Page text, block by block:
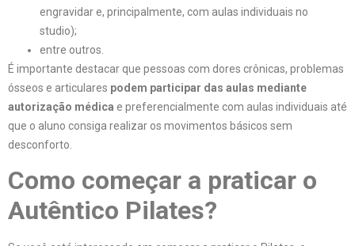
engravidar e, principalmente, com aulas individuais no
studio);
entre outros.
É importante destacar que pessoas com dores crônicas, problemas
ósseos e articulares podem participar das aulas mediante
autorização médica e preferencialmente com aulas individuais até
que o aluno consiga realizar os movimentos básicos sem
desconforto.
Como começar a praticar o
Autêntico Pilates?